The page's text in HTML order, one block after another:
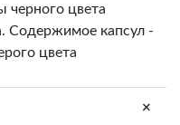
черного цвета
Содержимое капсул -
цвета
+